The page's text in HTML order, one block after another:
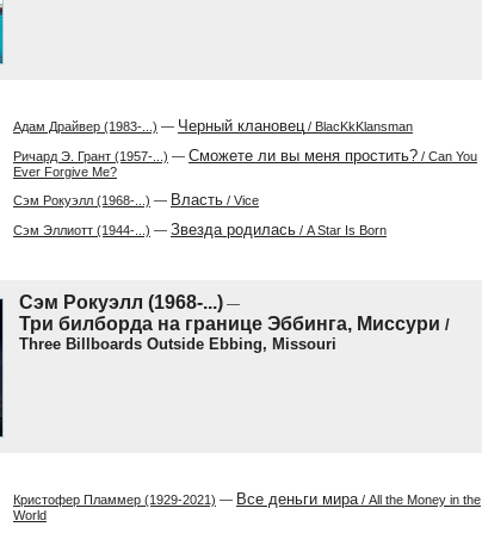
Адам Драйвер (1983-...) — Черный клановец / BlacKkKlansman
Ричард Э. Грант (1957-...) — Сможете ли вы меня простить? / Can You
Ever Forgive Me?
Сэм Рокуэлл (1968-...) — Власть / Vice
Сэм Эллиотт (1944-...) — Звезда родилась / A Star Is Born
Сэм Рокуэлл (1968-...) —
Три билборда на границе Эббинга, Миссури /
Three Billboards Outside Ebbing, Missouri
Кристофер Пламмер (1929-2021) — Все деньги мира / All the Money in the
World